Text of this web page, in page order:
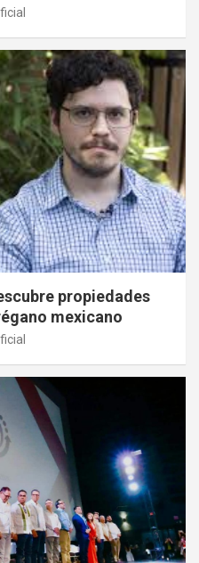
propiedades
mexicano